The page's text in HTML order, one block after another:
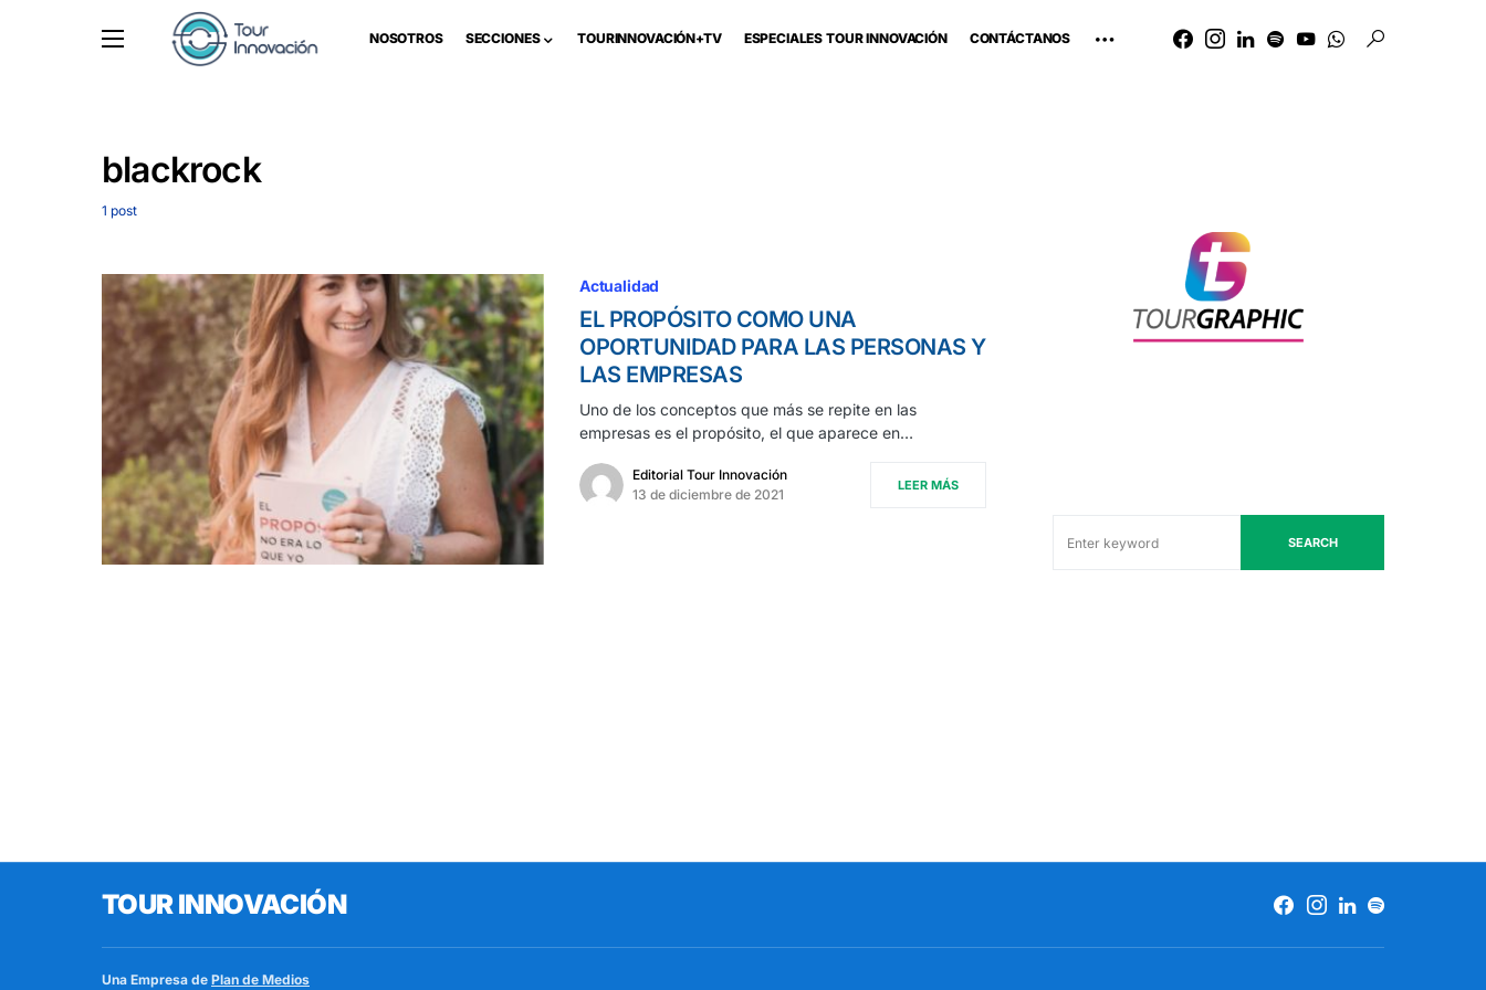
NOSOTROS SECCIONES TOURINNOVACIÓN+TV ESPECIALES TOUR INNOVACIÓN CONTÁCTANOS
blackrock
1 post
Actualidad
EL PROPÓSITO COMO UNA
OPORTUNIDAD PARA LAS PERSONAS Y
LAS EMPRESAS
Uno de los conceptos que más se repite en las
empresas es el propósito, el que aparece en…
Editorial Tour Innovación
13 de diciembre de 2021
LEER MÁS
SEARCH
TOUR INNOVACIÓN
Una Empresa de Plan de Medios